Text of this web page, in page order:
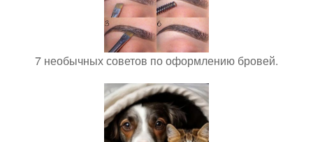
7 необычных советов по оформлению бровей.